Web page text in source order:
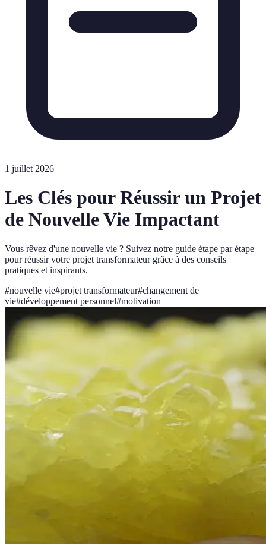
1 juillet 2026
Les Clés pour Réussir un Projet
de Nouvelle Vie Impactant
Vous rêvez d'une nouvelle vie ? Suivez notre guide étape par étape
pour réussir votre projet transformateur grâce à des conseils
pratiques et inspirants.
#nouvelle vie#projet transformateur#changement de
vie#développement personnel#motivation